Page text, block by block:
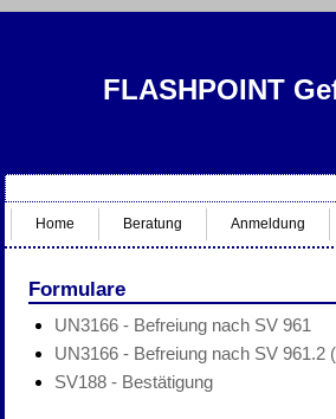
FLASHPOINT
Home Beratung Anmeldung
Formulare
UN3166 - Befreiung nach SV 961
UN3166 - Befreiung nach SV 961.2
SV188 - Bestätigung